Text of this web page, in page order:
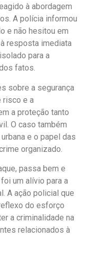
à abordagem
A polícia informou
e não hesitou em
resposta imediata
para a
fatos.
sobre a segurança
risco e a
a proteção tanto
O caso também
e o papel das
organizado.
passa bem e
um alívio para a
A ação policial que
do esforço
a criminalidade na
relacionados à